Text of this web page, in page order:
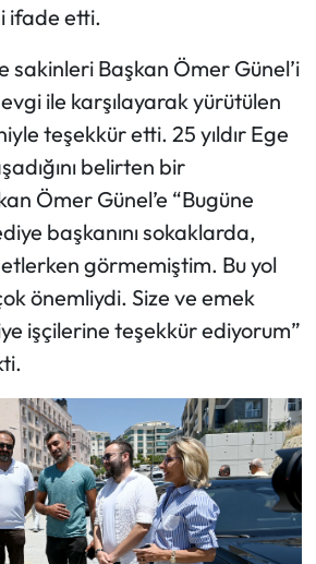
ifade etti.
sakinleri Başkan Ömer Günel’i
ile karşılayarak yürütülen
teşekkür etti. 25 yıldır Ege
belirten bir
Ömer Günel’e “Bugüne
başkanını sokaklarda,
görmemiştim. Bu yol
önemliydi. Size ve emek
işçilerine teşekkür ediyorum”